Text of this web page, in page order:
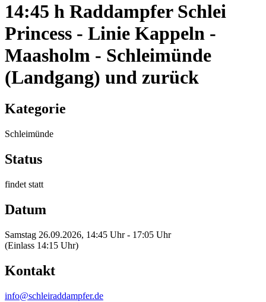
14:45 h Raddampfer Schlei
Princess - Linie Kappeln -
Maasholm - Schleimünde
(Landgang) und zurück
Kategorie
Schleimünde
Status
findet statt
Datum
Samstag 26.09.2026, 14:45 Uhr - 17:05 Uhr
(Einlass 14:15 Uhr)
Kontakt
info@schleiraddampfer.de